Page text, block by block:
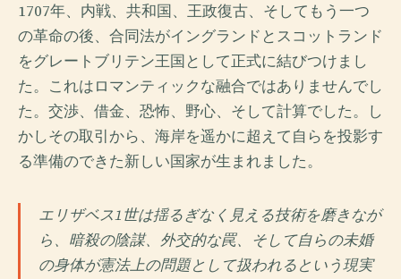
1707年、内戦、共和国、王政復古、そしてもう一つ
の革命の後、合同法がイングランドとスコットランド
をグレートブリテン王国として正式に結びつけまし
た。これはロマンティックな融合ではありませんでし
た。交渉、借金、恐怖、野心、そして計算でした。し
かしその取引から、海岸を遥かに超えて自らを投影す
る準備のできた新しい国家が生まれました。
エリザベス1世は揺るぎなく見える技術を磨きなが
ら、暗殺の陰謀、外交的な罠、そして自らの未婚
の身体が憲法上の問題として扱われるという現実